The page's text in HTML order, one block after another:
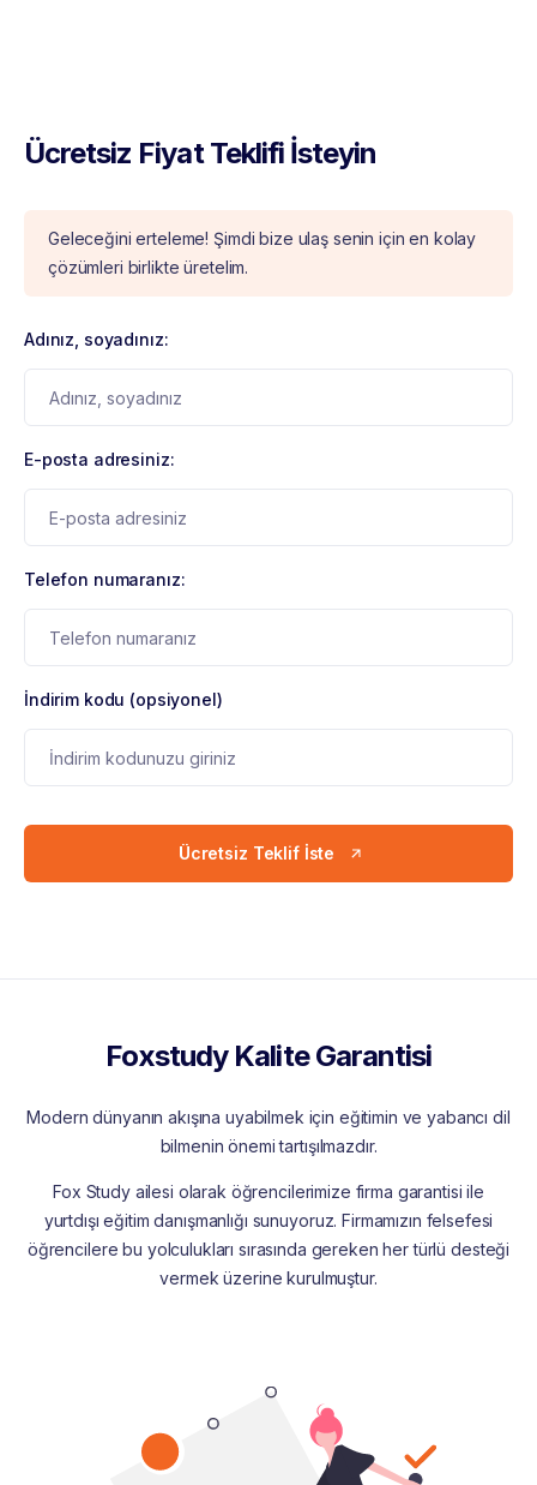
Ücretsiz Fiyat Teklifi İsteyin
Geleceğini erteleme! Şimdi bize ulaş senin için en kolay
çözümleri birlikte üretelim.
Adınız, soyadınız:
E-posta adresiniz:
Telefon numaranız:
İndirim kodu (opsiyonel)
Ücretsiz Teklif İste
Foxstudy Kalite Garantisi
Modern dünyanın akışına uyabilmek için eğitimin ve yabancı dil
bilmenin önemi tartışılmazdır.
Fox Study ailesi olarak öğrencilerimize firma garantisi ile
yurtdışı eğitim danışmanlığı sunuyoruz. Firmamızın felsefesi
öğrencilere bu yolculukları sırasında gereken her türlü desteği
vermek üzerine kurulmuştur.